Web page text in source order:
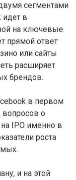
сегментами
идет в
на ключевые
прямой ответ
или сайты
расширяет
брендов.
в первом
вопросов о
IPO именно в
роста
и на этой